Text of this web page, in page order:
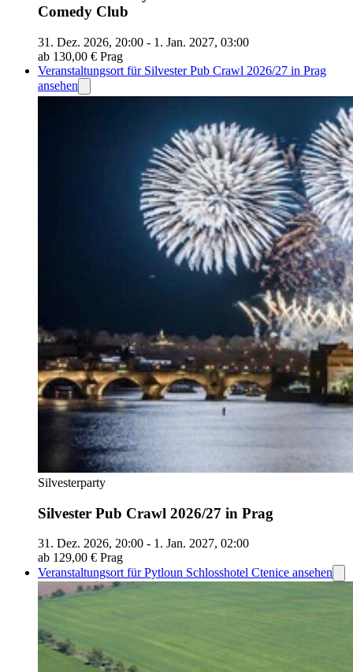
Comedy Club
31. Dez. 2026, 20:00 - 1. Jan. 2027, 03:00
ab 130,00 € Prag
Veranstaltungsort für Silvester Pub Crawl 2026/27 in Prag
ansehen
Silvesterparty
Silvester Pub Crawl 2026/27 in Prag
31. Dez. 2026, 20:00 - 1. Jan. 2027, 02:00
ab 129,00 € Prag
Veranstaltungsort für Pytloun Schlosshotel Ctenice ansehen